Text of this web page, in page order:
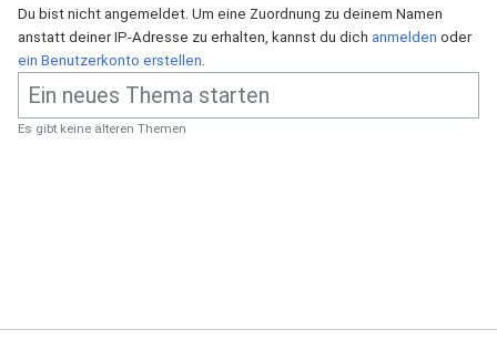
Du bist nicht angemeldet. Um eine Zuordnung zu deinem Namen
anstatt deiner IP-Adresse zu erhalten, kannst du dich anmelden oder
ein Benutzerkonto erstellen.
Es gibt keine älteren Themen